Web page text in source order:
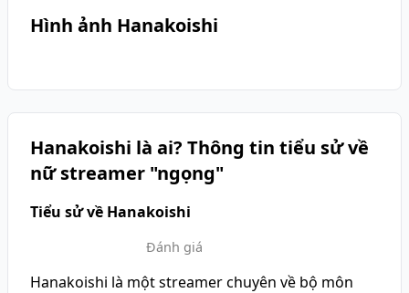
Hình ảnh Hanakoishi
Hanakoishi là ai? Thông tin tiểu sử về
nữ streamer "ngọng"
Tiểu sử về Hanakoishi
Đánh giá
Hanakoishi là một streamer chuyên về bộ môn